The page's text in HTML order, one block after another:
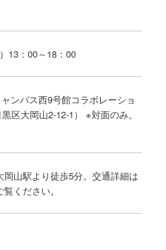
13：00～18：00
ンパス西9号館コラボレーショ
区大岡山2-12-1） ※対面のみ。
山駅より徒歩5分。交通詳細は
覧ください。